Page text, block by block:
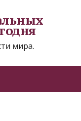
мира.